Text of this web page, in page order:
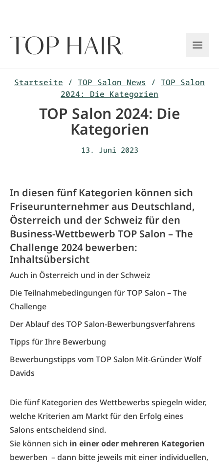
Startseite / TOP Salon News / TOP Salon
2024: Die Kategorien
TOP Salon 2024: Die
Kategorien
13. Juni 2023
In diesen fünf Kategorien können sich
Friseurunternehmer aus Deutschland,
Österreich und der Schweiz für den
Business-Wettbewerb TOP Salon – The
Challenge 2024 bewerben:
Inhaltsübersicht
Auch in Österreich und in der Schweiz
Die Teilnahmebedingungen für TOP Salon – The
Challenge
Der Ablauf des TOP Salon-Bewerbungsverfahrens
Tipps für Ihre Bewerbung
Bewerbungstipps vom TOP Salon Mit-Gründer Wolf
Davids
Die fünf Kategorien des Wettbewerbs spiegeln wider,
welche Kriterien am Markt für den Erfolg eines
Salons entscheidend sind.
Sie können sich in einer oder mehreren Kategorien
bewerben – dann bitte jeweils mit einer individuellen,